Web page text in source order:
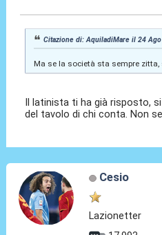
Citazione di: AquiladiMare il 24
Ma se la società sta sempre zitta,
Il latinista ti ha già risposto,
del tavolo di chi conta. Non
Cesio
Lazionetter